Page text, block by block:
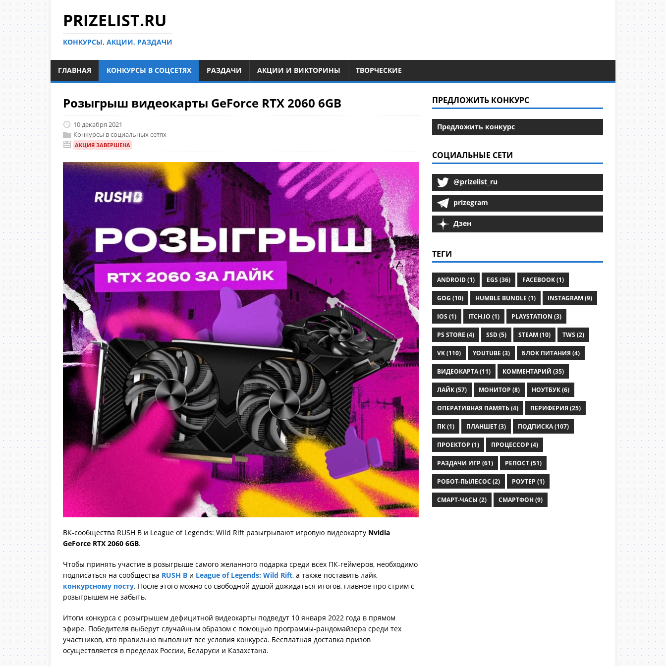
PRIZELIST.RU
КОНКУРСЫ, АКЦИИ, РАЗДАЧИ
ГЛАВНАЯ КОНКУРСЫ В СОЦСЕТЯХ РАЗДАЧИ АКЦИИ И ВИКТОРИНЫ ТВОРЧЕСКИЕ
Розыгрыш видеокарты GeForce RTX 2060 6GB
10 декабря 2021
Конкурсы в социальных сетях
АКЦИЯ ЗАВЕРШЕНА
ВК-сообщества RUSH B и League of Legends: Wild Rift разыгрывают игровую видеокарту Nvidia
GeForce RTX 2060 6GB.
Чтобы принять участие в розыгрыше самого желанного подарка среди всех ПК-геймеров, необходимо
подписаться на сообщества RUSH B и League of Legends: Wild Rift, а также поставить лайк
конкурсному посту. После этого можно со свободной душой дожидаться итогов, главное про стрим с
розыгрышем не забыть.
Итоги конкурса с розыгрышем дефицитной видеокарты подведут 10 января 2022 года в прямом
эфире. Победителя выберут случайным образом с помощью программы-рандомайзера среди тех
участников, кто правильно выполнит все условия конкурса. Бесплатная доставка призов
осуществляется в пределах России, Беларуси и Казахстана.
ПРЕДЛОЖИТЬ КОНКУРС
Предложить конкурс
СОЦИАЛЬНЫЕ СЕТИ
@prizelist_ru
prizegram
Дзен
ТЕГИ
ANDROID (1) EGS (36) FACEBOOK (1)
GOG (10) HUMBLE BUNDLE (1) INSTAGRAM (9)
IOS (1) ITCH.IO (1) PLAYSTATION (3)
PS STORE (4) SSD (5) STEAM (10) TWS (2)
VK (110) YOUTUBE (3) БЛОК ПИТАНИЯ (4)
ВИДЕОКАРТА (11) КОММЕНТАРИЙ (35)
ЛАЙК (57) МОНИТОР (8) НОУТБУК (6)
ОПЕРАТИВНАЯ ПАМЯТЬ (4) ПЕРИФЕРИЯ (25)
ПК (1) ПЛАНШЕТ (3) ПОДПИСКА (107)
ПРОЕКТОР (1) ПРОЦЕССОР (4)
РАЗДАЧИ ИГР (61) РЕПОСТ (51)
РОБОТ-ПЫЛЕСОС (2) РОУТЕР (1)
CМАРТ-ЧАСЫ (2) СМАРТФОН (9)